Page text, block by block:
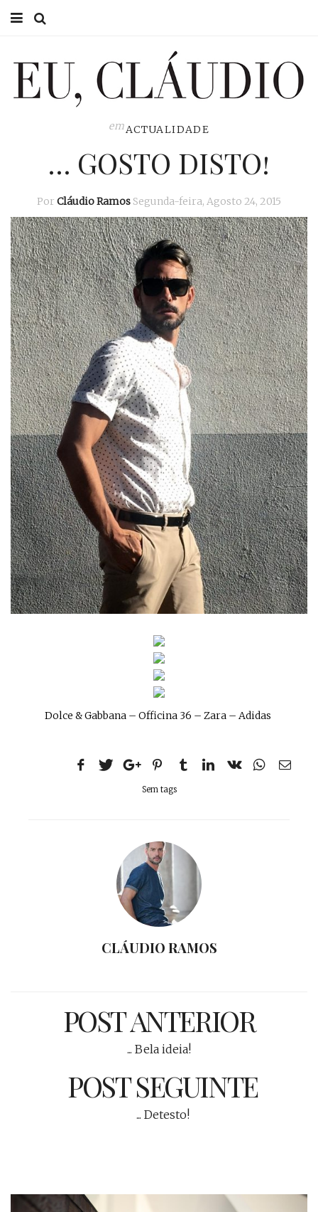
EU CLÁUDIO
ACTUALIDADE
emACTUALIDADE
… GOSTO DISTO!
Por Cláudio Ramos Segunda-feira, Agosto 24, 2015
Dolce & Gabbana – Officina 36 – Zara – Adidas
Sem tags
CLÁUDIO RAMOS
POST ANTERIOR
... Bela ideia!
POST SEGUINTE
... Detesto!